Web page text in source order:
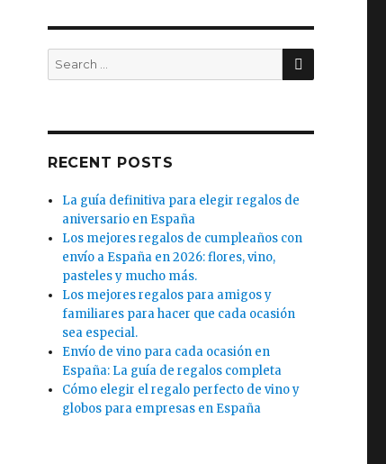
Search
for:
SEARCH
RECENT POSTS
La guía definitiva para elegir regalos de
aniversario en España
Los mejores regalos de cumpleaños con
envío a España en 2026: flores, vino,
pasteles y mucho más.
Los mejores regalos para amigos y
familiares para hacer que cada ocasión
sea especial.
Envío de vino para cada ocasión en
España: La guía de regalos completa
Cómo elegir el regalo perfecto de vino y
globos para empresas en España